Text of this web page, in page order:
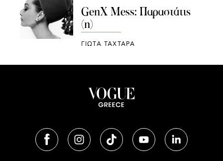
GenX Mess: Παραστάτις
(η)
ΓΙΩΤΑ ΤΑΧΤΑΡΑ